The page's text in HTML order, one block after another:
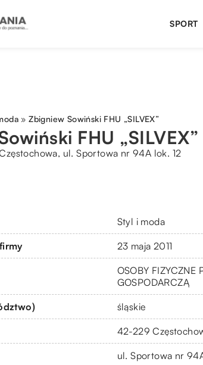
SPORT
»Zbigniew Sowiński FHU „SILVEX”
FHU „SILVEX”
ul. Sportowa nr 94A lok. 12
Styl i moda
23 maja 2011
OSOBY FIZYCZNE
GOSPODARCZĄ
śląskie
42-229
ul. Sportowa nr